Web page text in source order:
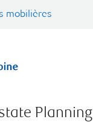
mobilières
Planning